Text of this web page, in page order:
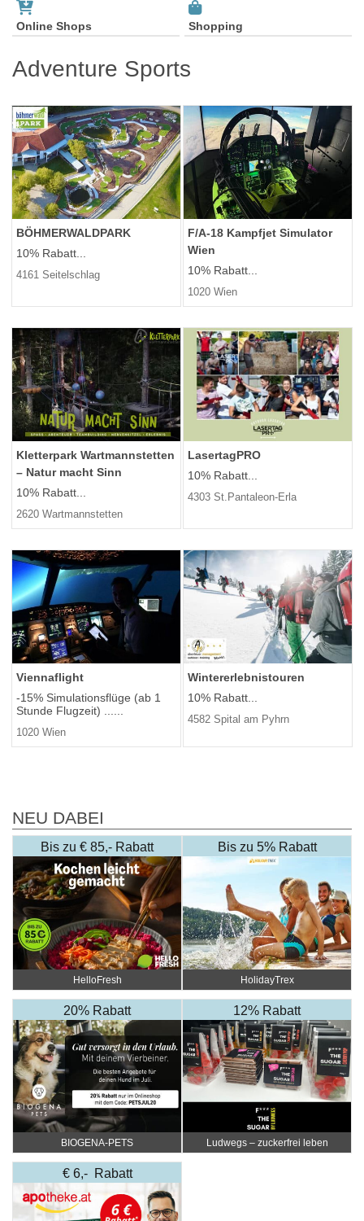
Online Shops Shopping
Adventure Sports
BÖHMERWALDPARK
10% Rabatt...
4161 Seitelschlag
F/A-18 Kampfjet Simulator
Wien
10% Rabatt...
1020 Wien
Kletterpark Wartmannstetten
– Natur macht Sinn
10% Rabatt...
2620 Wartmannstetten
LasertagPRO
10% Rabatt...
4303 St.Pantaleon-Erla
Viennaflight
-15% Simulationsflüge (ab 1
Stunde Flugzeit) ......
1020 Wien
Wintererlebnistouren
10% Rabatt...
4582 Spital am Pyhrn
NEU DABEI
Bis zu € 85,- Rabatt
HelloFresh
Bis zu 5% Rabatt
HolidayTrex
20% Rabatt
BIOGENA-PETS
12% Rabatt
Ludwegs – zuckerfrei leben
€ 6,- Rabatt